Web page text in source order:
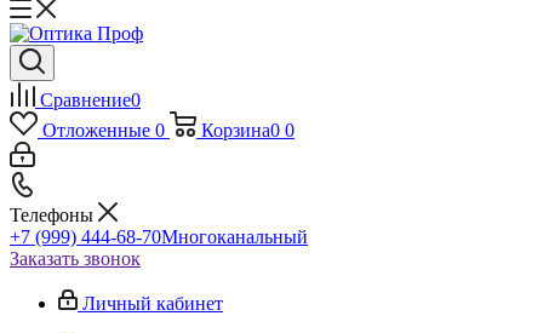
Сравнение0
Отложенные 0 Корзина0 0
Телефоны
+7 (999) 444-68-70Многоканальный
Заказать звонок
Личный кабинет